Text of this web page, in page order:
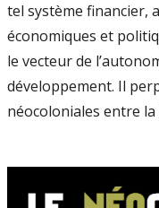
tel système financier,
économiques et
le vecteur de
développement. Il
néocoloniales entre la